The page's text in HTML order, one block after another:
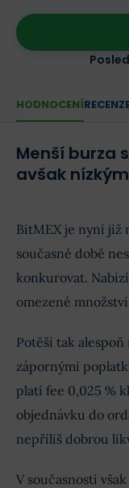
HODNOCENÍ
Menší burza
avšak
BitMEX je nyní již
současné době
konkurovat.
omezené
Potěší tak
zápornými
platí fee 0,025 %
objednávku do
nepříliš dobrou
V současnosti